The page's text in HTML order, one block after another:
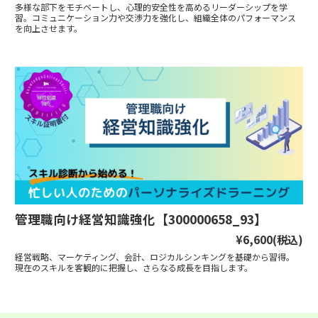
多様な部下をモチベートし、心理的安全性を高めるリーダーシップを学
習。コミュニケーション力や交渉力を強化し、組織全体のパフォーマンス
を向上させます。
管理職向け経営知識強化【300000658_93】
¥6,600(税込)
経営戦略、マーケティング、会計、ロジカルシンキングを基礎から習得。
現在のスキルを客観的に把握し、さらなる成長を目指します。